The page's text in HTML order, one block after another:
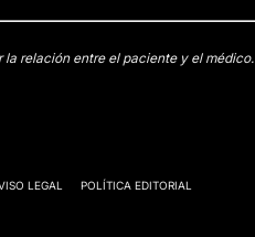
relación entre el paciente y el médico.
LEGAL POLÍTICA EDITORIAL